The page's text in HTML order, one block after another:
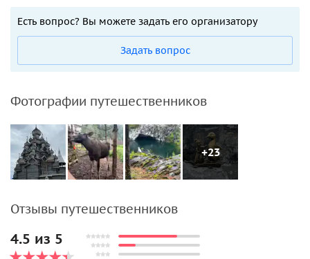
Есть вопрос? Вы можете задать его организатору
Задать вопрос
Фотографии путешественников
+23
Отзывы путешественников
4.5 из 5